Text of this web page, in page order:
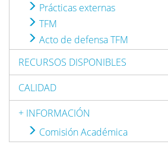
Prácticas externas
TFM
Acto de defensa TFM
RECURSOS DISPONIBLES
CALIDAD
+ INFORMACIÓN
Comisión Académica